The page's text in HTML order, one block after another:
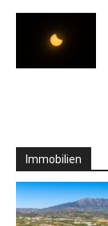
Immobilien